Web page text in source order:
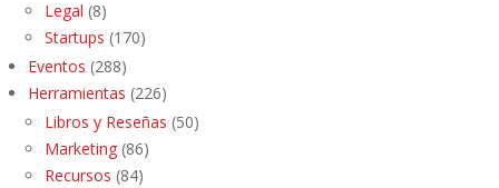
Legal (8)
Startups (170)
Eventos (288)
Herramientas (226)
Libros y Reseñas (50)
Marketing (86)
Recursos (84)